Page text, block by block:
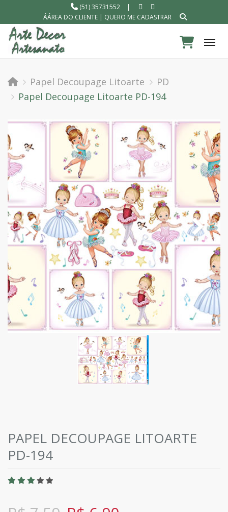
(51) 35731552
|
ÁÁREA DO CLIENTE| QUERO ME CADASTRAR
Papel Decoupage Litoarte
PD
Papel Decoupage Litoarte PD-194
PAPEL DECOUPAGE LITOARTE
PD-194